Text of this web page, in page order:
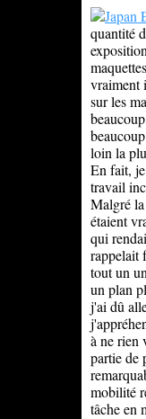
quantité
vraiment
sur les
loin la
En fait,
travail
Malgré
étaient
qui
rappelait
tout un
un plan
j'ai dû
à ne rien
partie de
mobilité
tâche en